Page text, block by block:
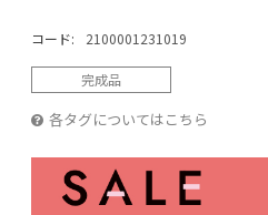
コード: 2100001231019
完成品
各タグについてはこちら